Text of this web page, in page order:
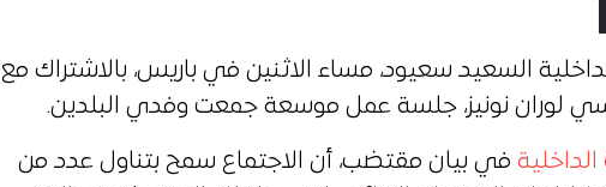
السعيد سعيود، مساء الاثنين في باريس، بالاشتراك مع
لوران نونيز، جلسة عمل موسعة جمعت وفدي البلدين.
الداخلية في بيان مقتضب، أن الاجتماع سمح بتناول عدد من